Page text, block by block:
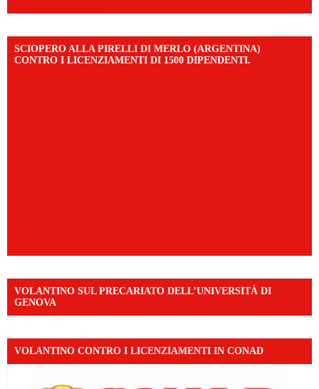
SCIOPERO ALLA PIRELLI DI MERLO (ARGENTINA)
CONTRO I LICENZIAMENTI DI 1500 DIPENDENTI.
VOLANTINO SUL PRECARIATO DELL’UNIVERSITÀ DI
GENOVA
VOLANTINO CONTRO I LICENZIAMENTI IN CONAD